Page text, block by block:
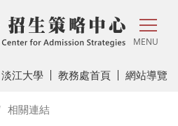
MENU
淡江大學 教務處首頁 網站導覽
相關連結